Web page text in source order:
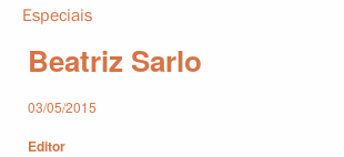
Especiais
Beatriz Sarlo
03/05/2015
Editor